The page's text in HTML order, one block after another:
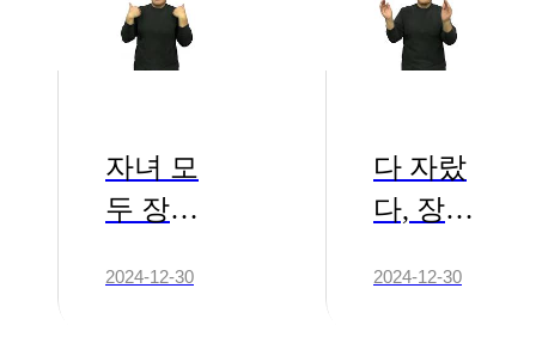
자녀 모
두 장성
2024-12-30
다 자랐
다, 장성
2024-12-30